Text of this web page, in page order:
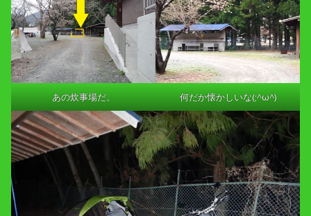
あの炊事場だ。 何だか懐かしいな(;^ω^)